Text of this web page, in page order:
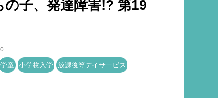
子、発達障害!? 第19
学童 小学校入学 放課後等デイサービス